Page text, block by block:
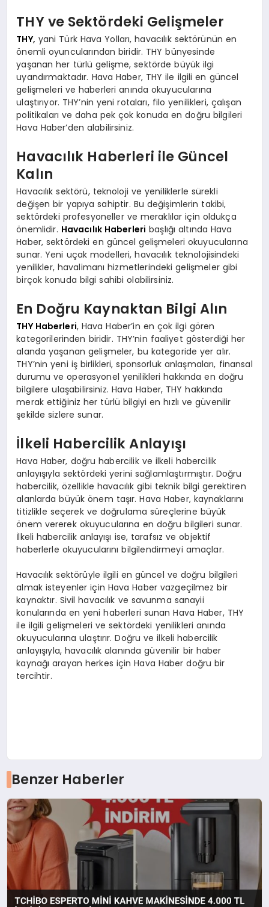
THY ve Sektördeki Gelişmeler
THY, yani Türk Hava Yolları, havacılık sektörünün en
önemli oyuncularından biridir. THY bünyesinde
yaşanan her türlü gelişme, sektörde büyük ilgi
uyandırmaktadır. Hava Haber, THY ile ilgili en güncel
gelişmeleri ve haberleri anında okuyucularına
ulaştırıyor. THY’nin yeni rotaları, filo yenilikleri, çalışan
politikaları ve daha pek çok konuda en doğru bilgileri
Hava Haber’den alabilirsiniz.
Havacılık Haberleri ile Güncel
Kalın
Havacılık sektörü, teknoloji ve yeniliklerle sürekli
değişen bir yapıya sahiptir. Bu değişimlerin takibi,
sektördeki profesyoneller ve meraklılar için oldukça
önemlidir. Havacılık Haberleri başlığı altında Hava
Haber, sektördeki en güncel gelişmeleri okuyucularına
sunar. Yeni uçak modelleri, havacılık teknolojisindeki
yenilikler, havalimanı hizmetlerindeki gelişmeler gibi
birçok konuda bilgi sahibi olabilirsiniz.
En Doğru Kaynaktan Bilgi Alın
THY Haberleri, Hava Haber’in en çok ilgi gören
kategorilerinden biridir. THY’nin faaliyet gösterdiği her
alanda yaşanan gelişmeler, bu kategoride yer alır.
THY’nin yeni iş birlikleri, sponsorluk anlaşmaları, finansal
durumu ve operasyonel yenilikleri hakkında en doğru
bilgilere ulaşabilirsiniz. Hava Haber, THY hakkında
merak ettiğiniz her türlü bilgiyi en hızlı ve güvenilir
şekilde sizlere sunar.
İlkeli Habercilik Anlayışı
Hava Haber, doğru habercilik ve ilkeli habercilik
anlayışıyla sektördeki yerini sağlamlaştırmıştır. Doğru
habercilik, özellikle havacılık gibi teknik bilgi gerektiren
alanlarda büyük önem taşır. Hava Haber, kaynaklarını
titizlikle seçerek ve doğrulama süreçlerine büyük
önem vererek okuyucularına en doğru bilgileri sunar.
İlkeli habercilik anlayışı ise, tarafsız ve objektif
haberlerle okuyucularını bilgilendirmeyi amaçlar.
Havacılık sektörüyle ilgili en güncel ve doğru bilgileri
almak isteyenler için Hava Haber vazgeçilmez bir
kaynaktır. Sivil havacılık ve savunma sanayii
konularında en yeni haberleri sunan Hava Haber, THY
ile ilgili gelişmeleri ve sektördeki yenilikleri anında
okuyucularına ulaştırır. Doğru ve ilkeli habercilik
anlayışıyla, havacılık alanında güvenilir bir haber
kaynağı arayan herkes için Hava Haber doğru bir
tercihtir.
Benzer Haberler